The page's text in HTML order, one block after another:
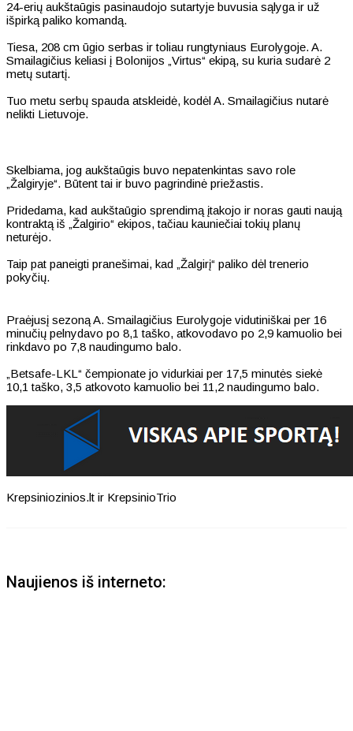
24-erių aukštaūgis pasinaudojo sutartyje buvusia sąlyga ir už
išpirką paliko komandą.
Tiesa, 208 cm ūgio serbas ir toliau rungtyniaus Eurolygoje. A.
Smailagičius keliasi į Bolonijos „Virtus“ ekipą, su kuria sudarė 2
metų sutartį.
Tuo metu serbų spauda atskleidė, kodėl A. Smailagičius nutarė
nelikti Lietuvoje.
Skelbiama, jog aukštaūgis buvo nepatenkintas savo role
„Žalgiryje“. Būtent tai ir buvo pagrindinė priežastis.
Pridedama, kad aukštaūgio sprendimą įtakojo ir noras gauti naują
kontraktą iš „Žalgirio“ ekipos, tačiau kauniečiai tokių planų
neturėjo.
Taip pat paneigti pranešimai, kad „Žalgirį“ paliko dėl trenerio
pokyčių.
Praėjusį sezoną A. Smailagičius Eurolygoje vidutiniškai per 16
minučių pelnydavo po 8,1 taško, atkovodavo po 2,9 kamuolio bei
rinkdavo po 7,8 naudingumo balo.
„Betsafe-LKL“ čempionate jo vidurkiai per 17,5 minutės siekė
10,1 taško, 3,5 atkovoto kamuolio bei 11,2 naudingumo balo.
Krepsiniozinios.lt ir KrepsinioTrio
Naujienos iš interneto: